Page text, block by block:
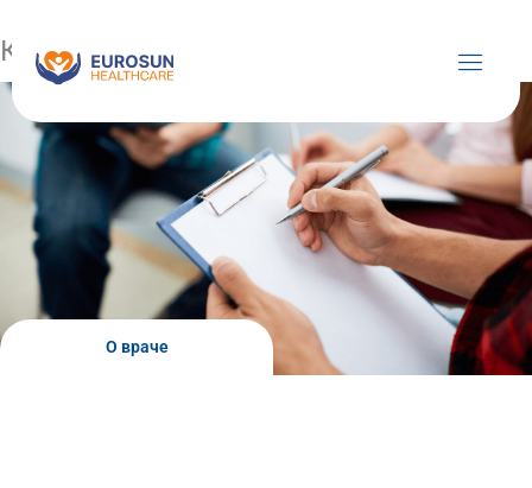
к
содержимому
Корнюшин Олег Викторович
О враче